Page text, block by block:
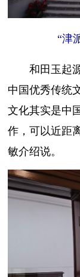
“津
和田玉起源
中国优秀传统
文化其实是中
作，可以近距
敏介绍说。